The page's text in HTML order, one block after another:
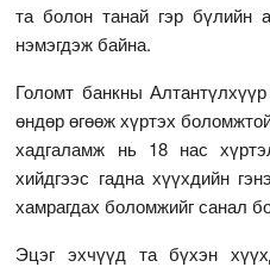
та болон танай гэр бүлийн
нэмэгдэж байна.
Голомт банкны
өндөр өгөөж хүртэх
хадгаламж нь 18 нас
хийдгээс гадна хүүхдийн
хамрагдах боломжийг санал
Эцэг эхчүүд та бүхэн